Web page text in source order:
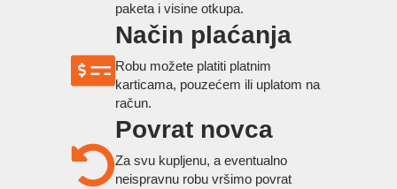
paketa i visine otkupa.
Način plaćanja
Robu možete platiti platnim
karticama, pouzećem ili uplatom na
račun.
Povrat novca
Za svu kupljenu, a eventualno
neispravnu robu vršimo povrat